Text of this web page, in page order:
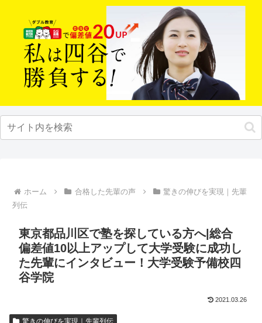
ホーム 合格した先輩の声
驚きの伸びを実現｜先輩
列伝
東京都品川区で塾を探している方へ|総合
偏差値10以上アップして大学受験に成功し
た先輩にインタビュー！大学受験予備校四
谷学院
2021.03.26
驚きの伸びを実現｜先輩列伝